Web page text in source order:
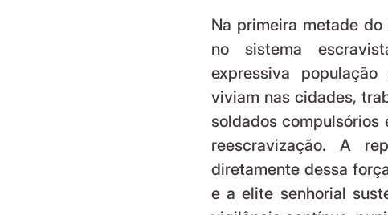
Na primeira metade
no sistema
expressiva
viviam nas cidades,
soldados compulsórios
reescravização. A
diretamente dessa
e a elite senhorial